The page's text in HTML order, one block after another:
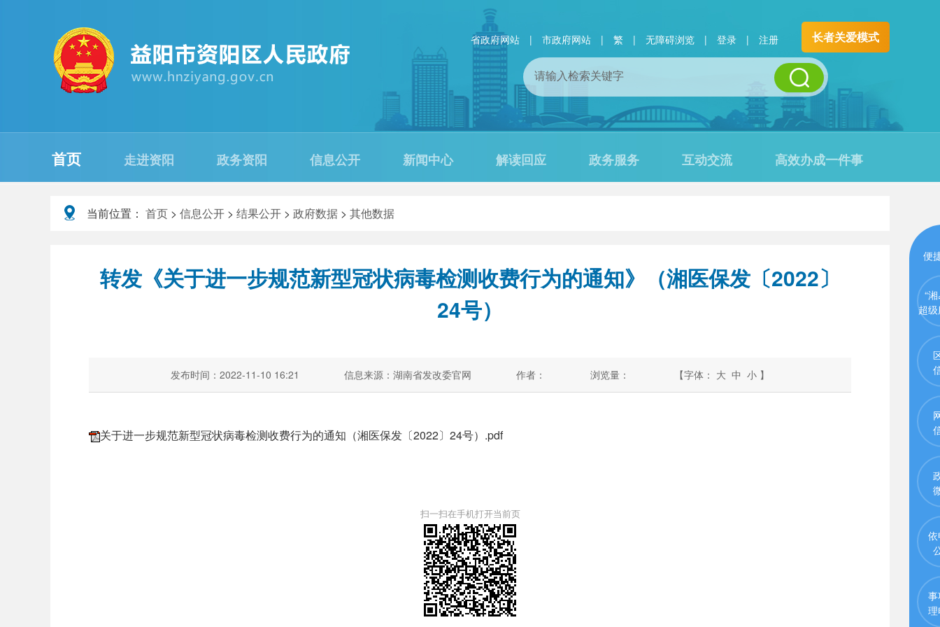
省政府网站 | 市政府网站 | 繁 | 无障碍浏览 | 登录 | 注册 长者关爱模式
首页 走进资阳 政务资阳 信息公开 新闻中心 解读回应 政务服务 互动交流 高效办成一件事
当前位置： 首页 > 信息公开 > 结果公开 > 政府数据 > 其他数据
转发《关于进一步规范新型冠状病毒检测收费行为的通知》（湘医保发〔2022〕
24号）
发布时间：2022-11-10 16:21 信息来源：湖南省发改委官网 作者： 浏览量： 【字体： 大 中 小 】
关于进一步规范新型冠状病毒检测收费行为的通知（湘医保发〔2022〕24号）.pdf
扫一扫在手机打开当前页
便
“
超